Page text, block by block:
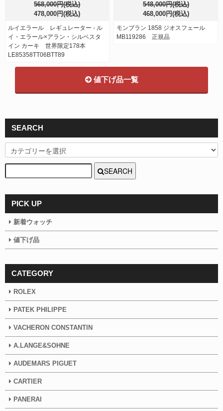
568,000円(税込)
478,000円(税込)
ルイエラール レギュレーター - ル
イ・エラール×アラン・シルベスタ
イン カーキ 世界限定178本
LE85358TT06BTT89
548,000円(税込)
468,000円(税込)
モンブラン 1858 ジオスフェール
MB119286 正規品
値下げ品一覧
SEARCH
SEARCH
PICK UP
新着ウォッチ
値下げ品
CATEGORY
ROLEX
PATEK PHILIPPE
VACHERON CONSTANTIN
A.LANGE&SOHNE
AUDEMARS PIGUET
CARTIER
PANERAI